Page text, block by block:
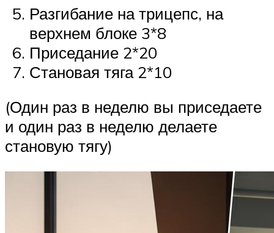
Разгибание на трицепс, на
верхнем блоке 3*8
Приседание 2*20
Становая тяга 2*10
(Один раз в неделю вы приседаете
и один раз в неделю делаете
становую тягу)